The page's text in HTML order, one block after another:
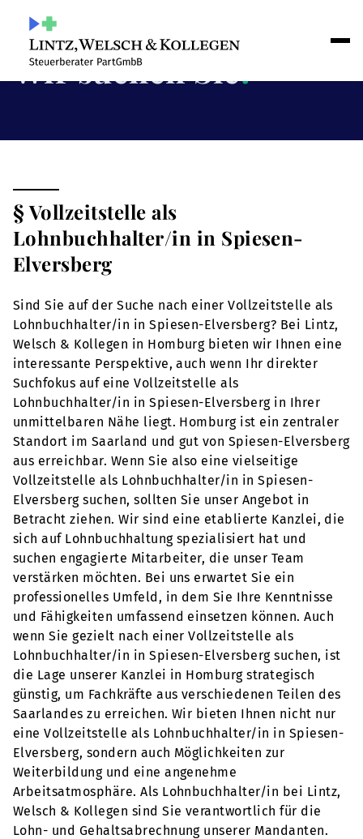
Wir suchen Sie!
§ Vollzeitstelle als
Lohnbuchhalter/in in Spiesen-
Elversberg
Sind Sie auf der Suche nach einer Vollzeitstelle als
Lohnbuchhalter/in in Spiesen-Elversberg? Bei Lintz,
Welsch & Kollegen in Homburg bieten wir Ihnen eine
interessante Perspektive, auch wenn Ihr direkter
Suchfokus auf eine Vollzeitstelle als
Lohnbuchhalter/in in Spiesen-Elversberg in Ihrer
unmittelbaren Nähe liegt. Homburg ist ein zentraler
Standort im Saarland und gut von Spiesen-Elversberg
aus erreichbar. Wenn Sie also eine vielseitige
Vollzeitstelle als Lohnbuchhalter/in in Spiesen-
Elversberg suchen, sollten Sie unser Angebot in
Betracht ziehen. Wir sind eine etablierte Kanzlei, die
sich auf Lohnbuchhaltung spezialisiert hat und
suchen engagierte Mitarbeiter, die unser Team
verstärken möchten. Bei uns erwartet Sie ein
professionelles Umfeld, in dem Sie Ihre Kenntnisse
und Fähigkeiten umfassend einsetzen können. Auch
wenn Sie gezielt nach einer Vollzeitstelle als
Lohnbuchhalter/in in Spiesen-Elversberg suchen, ist
die Lage unserer Kanzlei in Homburg strategisch
günstig, um Fachkräfte aus verschiedenen Teilen des
Saarlandes zu erreichen. Wir bieten Ihnen nicht nur
eine Vollzeitstelle als Lohnbuchhalter/in in Spiesen-
Elversberg, sondern auch Möglichkeiten zur
Weiterbildung und eine angenehme
Arbeitsatmosphäre. Als Lohnbuchhalter/in bei Lintz,
Welsch & Kollegen sind Sie verantwortlich für die
Lohn- und Gehaltsabrechnung unserer Mandanten.